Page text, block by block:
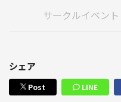
サークルイベン
シェア
Post LINE